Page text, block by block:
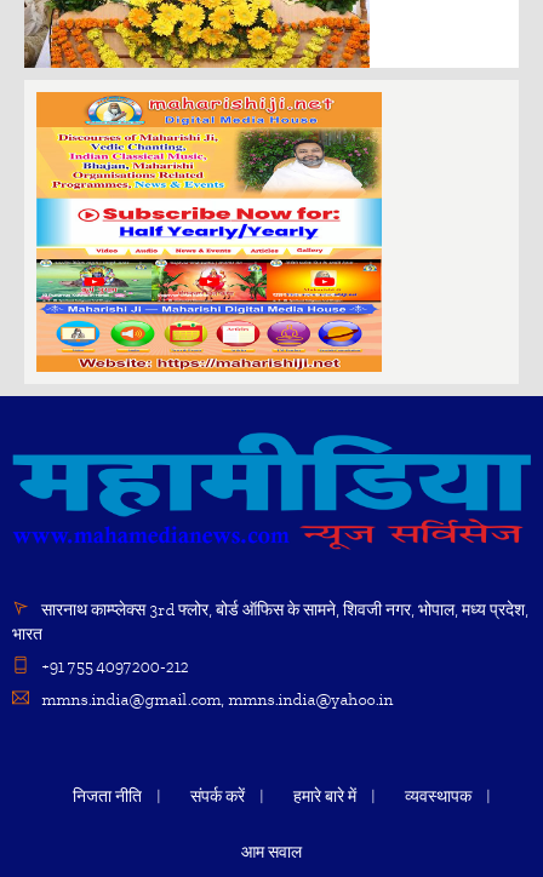
सारनाथ काम्प्लेक्स 3rd फ्लोर, बोर्ड ऑफिस के सामने, शिवजी नगर, भोपाल, मध्य प्रदेश,
भारत
+91 755 4097200-212
mmns.india@gmail.com, mmns.india@yahoo.in
निजता नीति संपर्क करें हमारे बारे में व्यवस्थापक
आम सवाल